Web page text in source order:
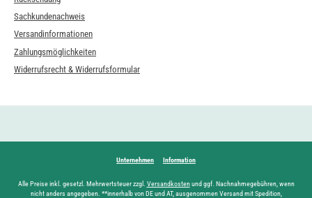
Sachkundenachweis
Versandinformationen
Zahlungsmöglichkeiten
Widerrufsrecht & Widerrufsformular
Unternehmen Information
Alle Preise inkl. gesetzl. Mehrwertsteuer zzgl. Versandkostenund ggf. Nachnahmegebühren, wenn
nicht anders angegeben. **innerhalb von DE und AT, ausgenommen Versand mit Spedition,